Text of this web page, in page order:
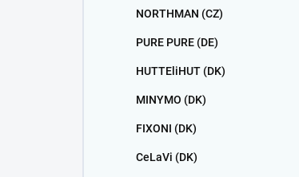
NORTHMAN (CZ)
PURE PURE (DE)
HUTTEliHUT (DK)
MINYMO (DK)
FIXONI (DK)
CeLaVi (DK)